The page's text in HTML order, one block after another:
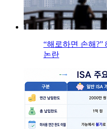
“해로하면 손해?”
논란